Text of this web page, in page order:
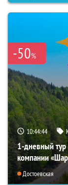
-50%
10:44:42
1-дневный тур
компании
Достоевская